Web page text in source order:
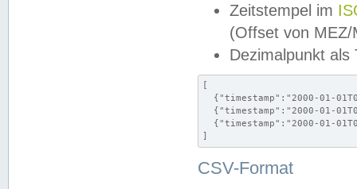
Zeitstempel im
(Offset von MEZ/
Dezimalpunkt als
[
{"timestamp":"2000-01-
{"timestamp":"2000-01-
{"timestamp":"2000-01-
]
CSV-Format